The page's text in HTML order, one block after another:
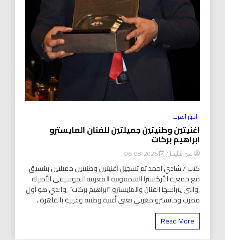
اخبار العرب
اغنيتين وطنيتين جميلتين للفنان المايسترو
ابراهيم بركات
عبير سليمان 2026-08-06
كتب / شادي احمد تم تسجيل أغنيتين وطنيتين جميلتين بتنسيق
مع جمعية الأركسترا السمفونية المغربية للموسيقى الأصيلة
,والتي يترأسها الفنان والمايسترو “ابراهيم بركات” ,والدي هو أول
مطرب ومايسترو مغربي يغني أغنية وطنية وعربية بالقاهرة...
Read More